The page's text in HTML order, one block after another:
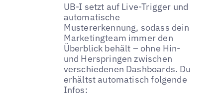
UB-I setzt auf Live-Trigger und
automatische
Mustererkennung, sodass dein
Marketingteam immer den
Überblick behält – ohne Hin-
und Herspringen zwischen
verschiedenen Dashboards. Du
erhältst automatisch folgende
Infos: